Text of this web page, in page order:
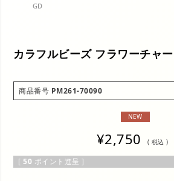
GD
カラフルビーズ フラワーチャ
商品番号 PM261-70090
NEW
¥2,750 税込
[ 50 ポイント進呈 ]